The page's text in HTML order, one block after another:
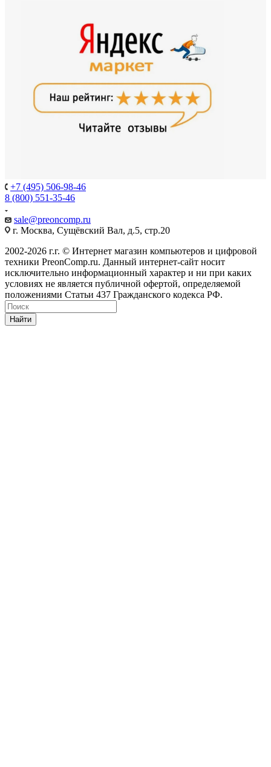
+7 (495) 506-98-46
8 (800) 551-35-46
sale@preoncomp.ru
г. Москва, Сущёвский Вал, д.5, стр.20
2002-2026 г.г. © Интернет магазин компьютеров и цифровой
техники PreonComp.ru. Данный интернет-сайт носит
исключительно информационный характер и ни при каких
условиях не является публичной офертой, определяемой
положениями Статьи 437 Гражданского кодекса РФ.
Найти